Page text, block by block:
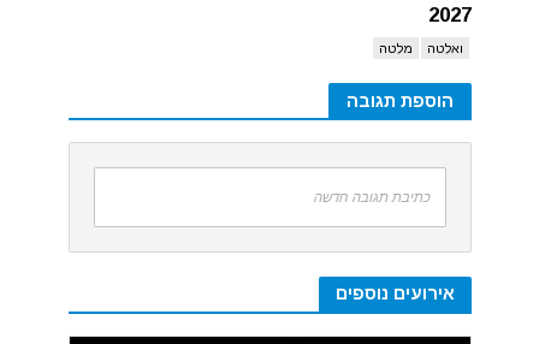
2027
ואלטה מלטה
הוספת תגובה
כתיבת תגובה חדשה
אירועים נוספים